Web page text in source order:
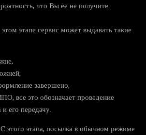
что Вы ее не получите.
этапе сервис может выдавать такие
завершено,
все это обозначает проведение
его передачу.
этого этапа, посылка в обычном режиме